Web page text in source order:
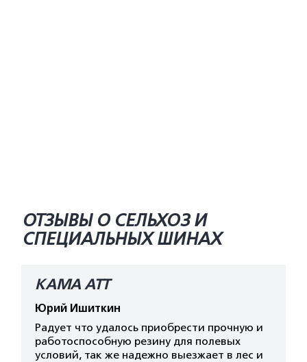
ОТЗЫВЫ О СЕЛЬХОЗ И
СПЕЦИАЛЬНЫХ ШИНАХ
КАМА АТТ
Юрий Ишиткин
Радует что удалось приобрести прочную и
работоспособную резину для полевых
условий, так же надежно выезжает в лес и